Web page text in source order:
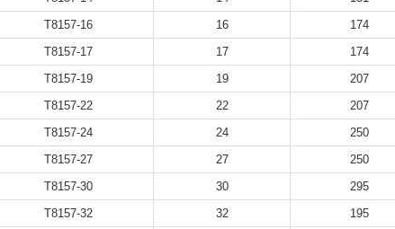
T8157-16
16 174
T8157-17
17 174
T8157-19
19 207
T8157-22
22 207
T8157-24
24 250
T8157-27
27 250
T8157-30
30 295
T8157-32
32 195